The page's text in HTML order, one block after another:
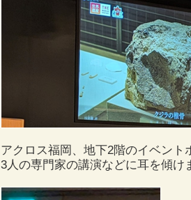
アクロス福岡、地下2階のイベント
3人の専門家の講演などに耳を傾け